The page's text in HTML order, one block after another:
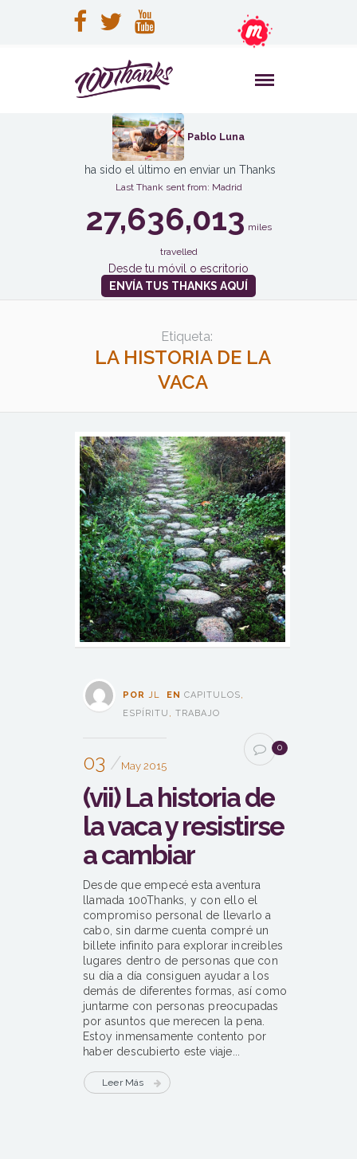
Pablo Luna
ha sido el último en enviar un Thanks
Last Thank sent from: Madrid
27,636,013 miles
travelled
Desde tu móvil o escritorio
ENVÍA TUS THANKS AQUÍ
Etiqueta:
LA HISTORIA DE LA
VACA
POR JL EN CAPITULOS,
ESPÍRITU , TRABAJO
03 May 2015
0
(vii) La historia de
la vaca y resistirse
a cambiar
Desde que empecé esta aventura
llamada 100Thanks, y con ello el
compromiso personal de llevarlo a
cabo, sin darme cuenta compré un
billete infinito para explorar increibles
lugares dentro de personas que con
su día a día consiguen ayudar a los
demás de diferentes formas, así como
juntarme con personas preocupadas
por asuntos que merecen la pena.
Estoy inmensamente contento por
haber descubierto este viaje...
Leer Más